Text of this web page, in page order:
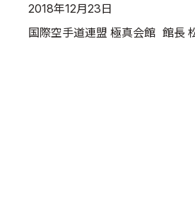
青少年部・
2018年12月23日
国際空手道連盟 極真会館 館長